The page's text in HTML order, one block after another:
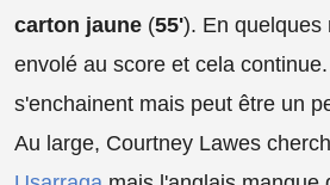
carton jaune (55'). En quelques
envolé au score et cela
s'enchainent mais peut être un
Au large, Courtney Lawes